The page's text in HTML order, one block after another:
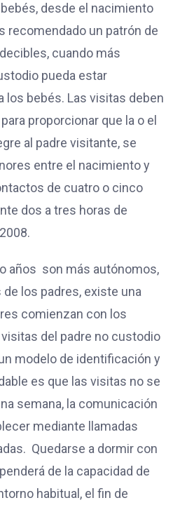
desde el nacimiento
recomendado un patrón de
cuando más
pueda estar
los bebés. Las visitas deben
proporcionar que la o el
al padre visitante, se
entre el nacimiento y
de cuatro o cinco
dos a tres horas de
años son más autónomos,
los padres, existe una
comienzan con los
del padre no custodio
modelo de identificación y
es que las visitas no se
semana, la comunicación
mediante llamadas
Quedarse a dormir con
de la capacidad de
habitual, el fin de